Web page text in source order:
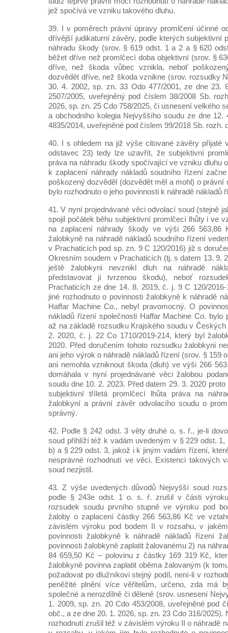
jež spočívá ve vzniku takového dluhu.
39. I v poměrech právní úpravy promlčení účinné
dřívější judikaturní závěry, podle kterých subjektivní
náhradu škody (srov. § 619 odst. 1 a 2 a § 620
běžet dříve než promlčecí doba objektivní (srov. §
dříve, než škoda vůbec vznikla, neboť
dozvědět dříve, než škoda vznikne (srov. rozsudky
30. 4. 2002, sp. zn. 33 Odo 477/2001, ze dne 23.
2507/2005, uveřejněný pod číslem 38/2008 Sb.
2026, sp. zn. 25 Cdo 758/2025, či usnesení velkého
a obchodního kolegia Nejvyššího soudu ze dne
4835/2014, uveřejněné pod číslem 99/2018 Sb. rozh.
40. I s ohledem na již výše citované závěry přijaté
odstavec 23) tedy lze uzavřít, že subjektivní
práva na náhradu škody spočívající ve vzniku dluhu
k zaplacení náhrady nákladů soudního řízení
poškozený dozvěděl (dozvědět měl a mohl) o
bylo rozhodnuto o jeho povinnosti k náhradě nákladů
41. V nyní projednávané věci odvolací soud (stejně
spojil počátek běhu subjektivní promlčecí lhůty i ve
na zaplacení náhrady škody ve výši 266 563,86
žalobkyně na náhradě nákladů soudního řízení
v Prachaticích pod sp. zn. 9 C 120/2016) již s
Okresním soudem v Prachaticích (tj. s datem 13. 9.
ještě žalobkyni nevznikl dluh na náhradě
představovat jí tvrzenou škodu), neboť
Prachaticích ze dne 14. 8. 2019, č. j. 9 C 120/
jiné rozhodnuto o povinnosti žalobkyně k náhradě
Haffar Machine Co., nebyl pravomocný. O
nákladů řízení společnosti Haffar Machine Co. bylo
až na základě rozsudku Krajského soudu v
2. 2020, č. j. 22 Co 1710/2019-214, který byl
2020. Před doručením tohoto rozsudku žalobkyni
ani jeho výrok o náhradě nákladů řízení (srov. § 159
ani nemohla vzniknout škoda (dluh) ve výši 266
domáhala v nyní projednávané věci žalobou
soudu dne 10. 2. 2023. Před datem 29. 3. 2020
subjektivní tříletá promlčecí lhůta práva na
žalobkyní a právní závěr odvolacího soudu o
správný.
42. Podle § 242 odst. 3 věty druhé o. s. ř., je-li
soud přihlíží též k vadám uvedeným v § 229 odst.
b) a § 229 odst. 3, jakož i k jiným vadám řízení,
nesprávné rozhodnutí ve věci. Existenci takových
soud nezjistil.
43. Z výše uvedených důvodů Nejvyšší soud
podle § 243e odst. 1 o. s. ř. zrušil v části
rozsudek soudu prvního stupně ve výroku pod
žaloby o zaplacení částky 266 563,86 Kč ve
závislém výroku pod bodem II v rozsahu, v
povinnosti žalobkyně k náhradě nákladů řízení
povinnosti žalobkyně zaplatit žalovanému 2) na
84 659,50 Kč – polovinu z částky 169 319 Kč,
žalobkyně povinna zaplatit oběma žalovaným (k
požadovat po dlužníkovi stejný podíl, není-li v
peněžité plnění více věřitelům, určeno, zda má
společné a nerozdílně či děleně (srov. usnesení
1. 2009, sp. zn. 20 Cdo 453/2008, uveřejněné pod
obč., a ze dne 20. 1. 2026, sp. zn. 23 Cdo 316/2025).
rozhodnutí zrušil též v závislém výroku II o náhradě